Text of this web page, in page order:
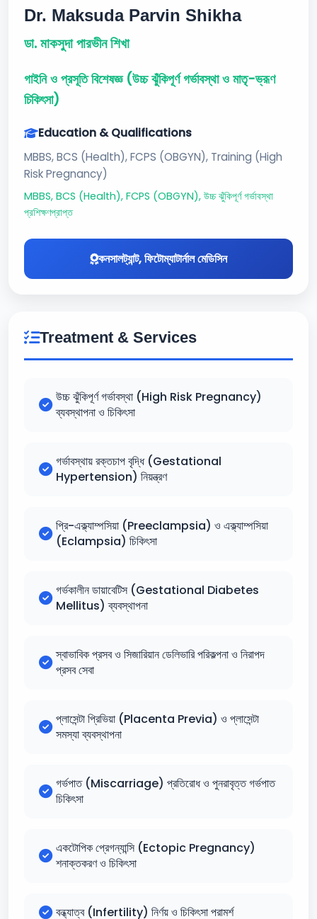
Dr. Maksuda Parvin Shikha
ডা. মাকসুদা পারভীন শিখা
গাইনি ও প্রসূতি বিশেষজ্ঞ (উচ্চ ঝুঁকিপূর্ণ গর্ভাবস্থা ও মাতৃ-ভ্রূণ
চিকিৎসা)
Education & Qualifications
MBBS, BCS (Health), FCPS (OBGYN), Training (High
Risk Pregnancy)
MBBS, BCS (Health), FCPS (OBGYN), উচ্চ ঝুঁকিপূর্ণ গর্ভাবস্থা
প্রশিক্ষণপ্রাপ্ত
কনসালট্যান্ট, ফিটোম্যাটার্নাল মেডিসিন
Treatment & Services
উচ্চ ঝুঁকিপূর্ণ গর্ভাবস্থা (High Risk Pregnancy)
ব্যবস্থাপনা ও চিকিৎসা
গর্ভাবস্থায় রক্তচাপ বৃদ্ধি (Gestational
Hypertension) নিয়ন্ত্রণ
প্রি-এক্ল্যাম্পসিয়া (Preeclampsia) ও এক্ল্যাম্পসিয়া
(Eclampsia) চিকিৎসা
গর্ভকালীন ডায়াবেটিস (Gestational Diabetes
Mellitus) ব্যবস্থাপনা
স্বাভাবিক প্রসব ও সিজারিয়ান ডেলিভারি পরিকল্পনা ও নিরাপদ
প্রসব সেবা
প্লাসেন্টা প্রিভিয়া (Placenta Previa) ও প্লাসেন্টা
সমস্যা ব্যবস্থাপনা
গর্ভপাত (Miscarriage) প্রতিরোধ ও পুনরাবৃত্ত গর্ভপাত
চিকিৎসা
একটোপিক প্রেগন্যান্সি (Ectopic Pregnancy)
শনাক্তকরণ ও চিকিৎসা
বন্ধ্যাত্ব (Infertility) নির্ণয় ও চিকিৎসা পরামর্শ